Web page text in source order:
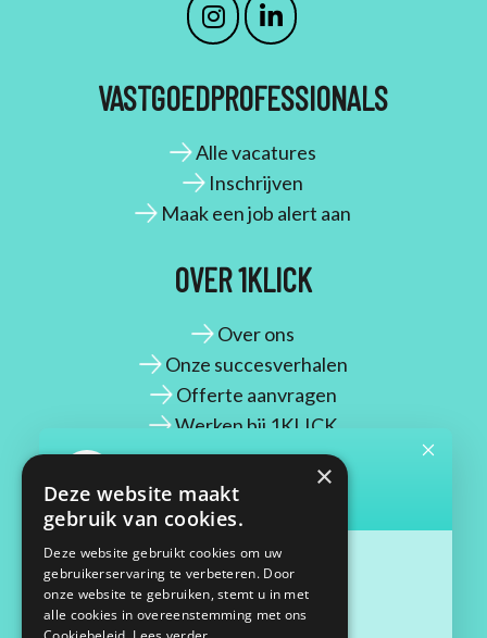
VASTGOEDPROFESSIONALS
Alle vacatures
Inschrijven
Maak een job alert aan
OVER 1KLICK
Over ons
Onze succesverhalen
Offerte aanvragen
Werken bij 1KLICK
CONTACT
Maassluisstraat 2
1062 GD Amsterdam
06 33 68 27 09
×
Deze website maakt
gebruik van cookies.
Deze website gebruikt cookies om uw
gebruikerservaring te verbeteren. Door
onze website te gebruiken, stemt u in met
alle cookies in overeenstemming met ons